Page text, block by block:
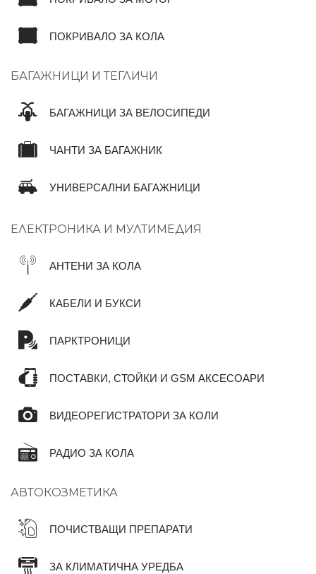
ПОКРИВАЛО ЗА КОЛА
БАГАЖНИЦИ И ТЕГЛИЧИ
БАГАЖНИЦИ ЗА ВЕЛОСИПЕДИ
ЧАНТИ ЗА БАГАЖНИК
УНИВЕРСАЛНИ БАГАЖНИЦИ
ЕЛЕКТРОНИКА И МУЛТИМЕДИЯ
АНТЕНИ ЗА КОЛА
КАБЕЛИ И БУКСИ
ПАРКТРОНИЦИ
ПОСТАВКИ, СТОЙКИ И GSM АКСЕСОАРИ
ВИДЕОРЕГИСТРАТОРИ ЗА КОЛИ
РАДИО ЗА КОЛА
АВТОКОЗМЕТИКА
ПОЧИСТВАЩИ ПРЕПАРАТИ
ЗА КЛИМАТИЧНА УРЕДБА